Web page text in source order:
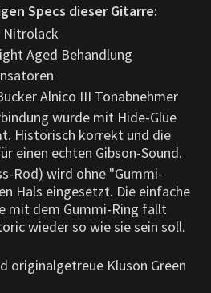
Specs dieser Gitarre:
Nitrolack
Aged Behandlung
Alnico III Tonabnehmer
wurde mit Hide-Glue
Historisch korrekt und die
einen echten Gibson-Sound.
Rod) wird ohne "Gummi-
Hals eingesetzt. Die einfache
mit dem Gummi-Ring fällt
wieder so wie sie sein soll.
originalgetreue Kluson Green